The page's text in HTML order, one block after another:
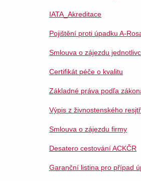
IATA_Akreditace
Pojištění proti úpadku A-
Smlouva o zájezdu
Certifikát péče o kvalitu
Základné práva podľa
Výpis z živnostenského
Smlouva o zájezdu firmy
Desatero cestování ACKČR
Garanční listina pro případ